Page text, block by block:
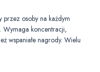
osoby na każdym
Wymaga koncentracji,
wspaniałe nagrody. Wielu